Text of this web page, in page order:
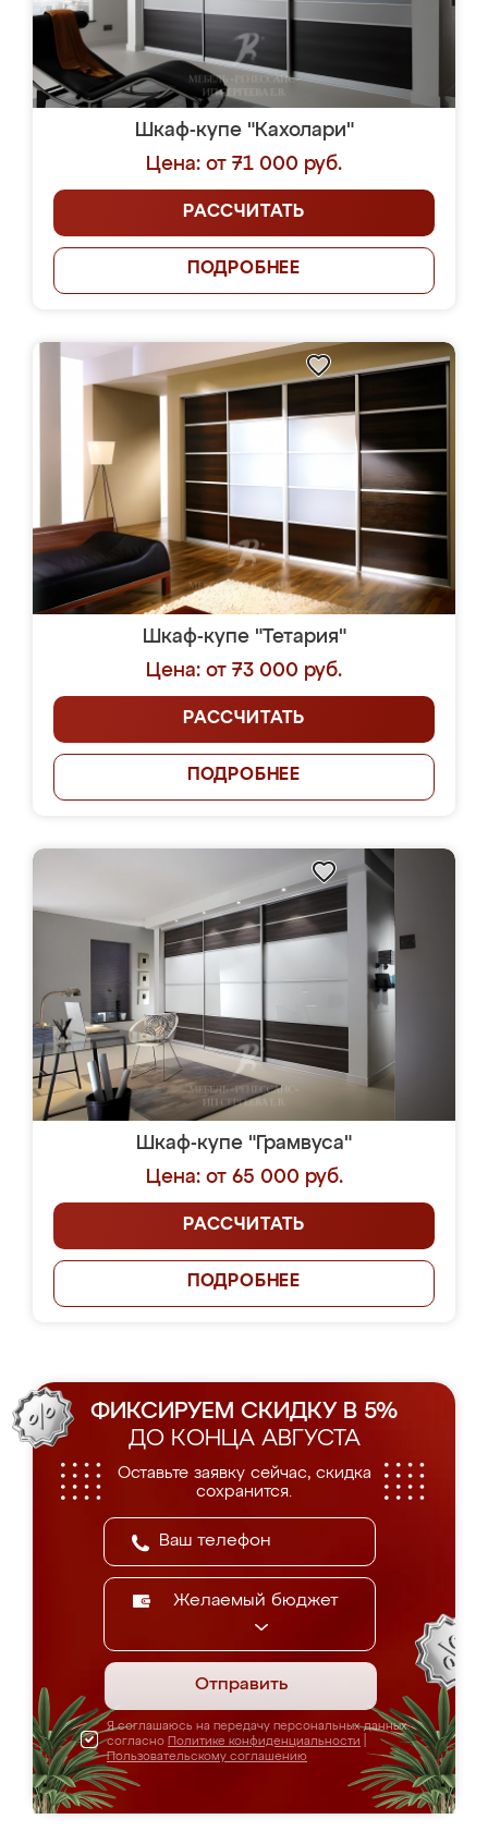
Шкаф-купе "Кахолари"
Цена: от 71 000 руб.
РАССЧИТАТЬ
ПОДРОБНЕЕ
Шкаф-купе "Тетария"
Цена: от 73 000 руб.
РАССЧИТАТЬ
ПОДРОБНЕЕ
Шкаф-купе "Грамвуса"
Цена: от 65 000 руб.
РАССЧИТАТЬ
ПОДРОБНЕЕ
ФИКСИРУЕМ СКИДКУ В 5%
ДО КОНЦА АВГУСТА
Оставьте заявку сейчас, скидка
сохранится.
Желаемый бюджет
Отправить
Я соглашаюсь на передачу персональных данных
согласно Политике конфиденциальности
Пользовательскому соглашению